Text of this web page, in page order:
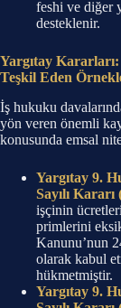
feshi ve diğer
desteklenir.
Yargıtay
Teşkil Eden
İş hukuku
yön veren önemli
konusunda emsal
Yargıtay 9.
Sayılı
işçinin
primlerini
Kanunu’nun
olarak kabul
hükmetmiştir.
Yargıtay 9.